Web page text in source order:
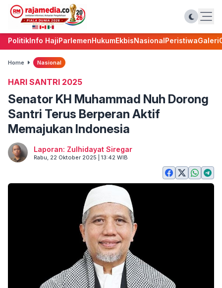
PolitikInfo HajiParlemenHukumEkbisNasionalPeristiwaGaleri
Home Nasional
HARI SANTRI 2025
Senator KH Muhammad Nuh Dorong
Santri Terus Berperan Aktif
Memajukan Indonesia
Laporan: Zulhidayat Siregar
Rabu, 22 Oktober 2025 | 13:42 WIB